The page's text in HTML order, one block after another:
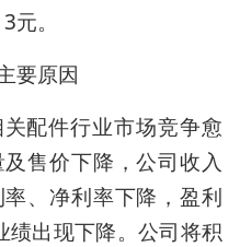
元。
要原因
配件行业市场竞争愈
售价下降，公司收入
、净利率下降，盈利
绩出现下降。公司将积